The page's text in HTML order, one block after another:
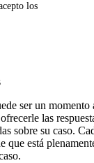
los
ser un
las
sobre su caso.
que está